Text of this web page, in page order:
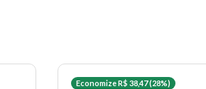
Economize R$ 38,47 (28%)